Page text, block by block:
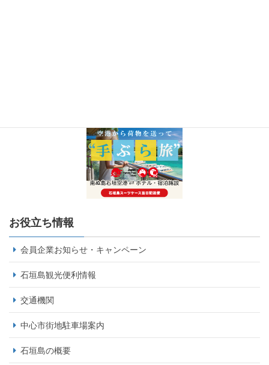
お役立ち情報
会員企業お知らせ・キャンペーン
石垣島観光便利情報
交通機関
中心市街地駐車場案内
石垣島の概要